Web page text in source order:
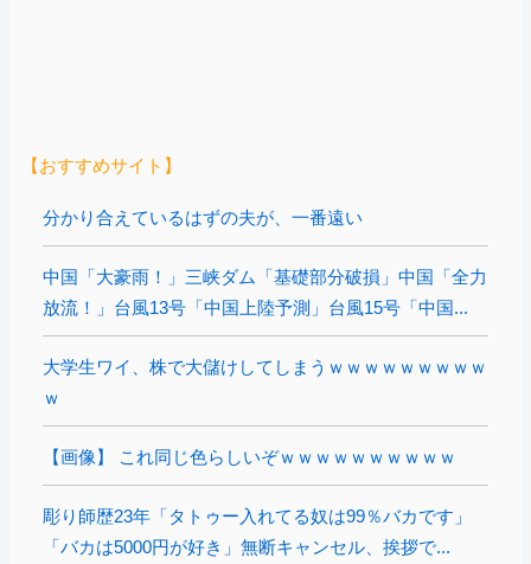
【おすすめサイト】
分かり合えているはずの夫が、一番遠い
中国「大豪雨！」三峡ダム「基礎部分破損」中国「全力
放流！」台風13号「中国上陸予測」台風15号「中国...
大学生ワイ、株で大儲けしてしまうｗｗｗｗｗｗｗｗｗ
ｗ
【画像】 これ同じ色らしいぞｗｗｗｗｗｗｗｗｗｗ
彫り師歴23年「タトゥー入れてる奴は99％バカです」
「バカは5000円が好き」無断キャンセル、挨拶で...